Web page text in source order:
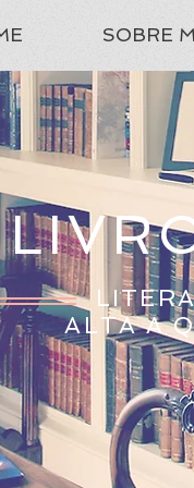
SOBRE
ALTA A